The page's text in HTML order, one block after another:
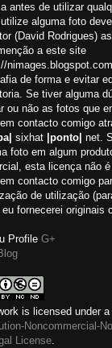
antes de utilizar
alguma foto
(David Rodrigues)
a este site
de forma e evitar
Se tiver alguma
ou não as fotos que
contacto comigo
sixhat |ponto| net.
foto em algum
esta licença não
contacto comigo
de utilização
fornecerei originais
Profile G+
is licensed under a
Noncommercial-
License.